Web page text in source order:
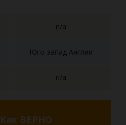
n/a
Юго-запад Англии
n/a
Как ВЕРНО